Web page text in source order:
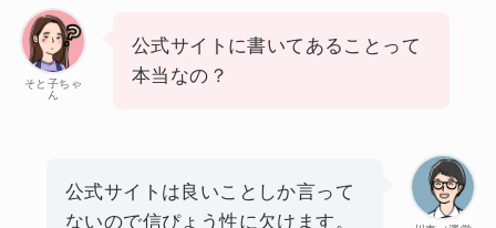
そと子ちゃ
ん
公式サイトに書いてあることって
本当なの？
公式サイトは良いことしか言って
ないので信ぴょう性に欠けます。